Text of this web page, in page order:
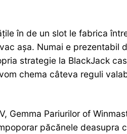
în de un slot le fabrica
așa. Numai e prezentabil
strategie la BlackJack
chema câteva reguli
Gemma Pariurilor of
păcănele deasupra